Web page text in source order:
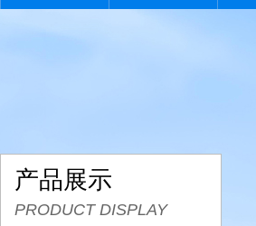
产品展示
PRODUCT DISPLAY